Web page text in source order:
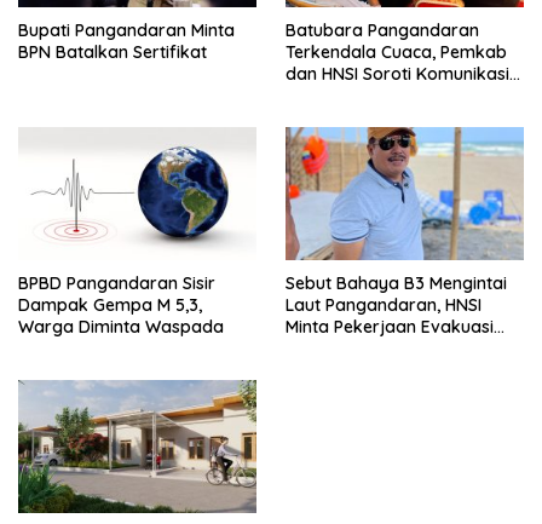
Bupati Pangandaran Minta
BPN Batalkan Sertifikat
Batubara Pangandaran
Terkendala Cuaca, Pemkab
dan HNSI Soroti Komunikasi
BPBD Pangandaran Sisir
Dampak Gempa M 5,3,
Warga Diminta Waspada
Sebut Bahaya B3 Mengintai
Laut Pangandaran, HNSI
Minta Pekerjaan Evakuasi